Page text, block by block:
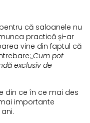
că saloanele nu
practică și-ar
vine din faptul că
„Cum pot
exclusiv de
din ce în ce mai des
importante